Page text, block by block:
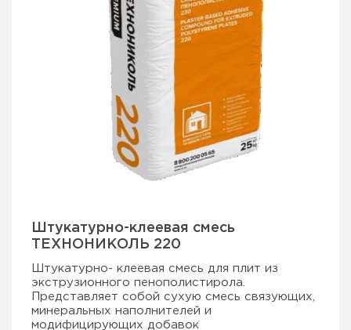
Штукатурно-клеевая смесь
ТЕХНОНИКОЛЬ 220
Штукатурно- клеевая смесь для плит из
экструзионного пенополистирола.
Представляет собой сухую смесь связующих,
минеральных наполнителей и
модифицирующих добавок